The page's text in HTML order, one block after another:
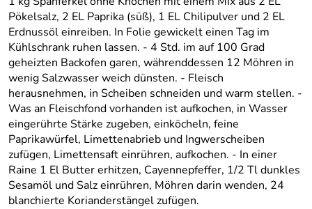
Pökelsalz, 2 EL Paprika (süß), 1 EL Chilipulver und 2 EL
Erdnussöl einreiben. In Folie gewickelt einen Tag im
Kühlschrank ruhen lassen. - 4 Std. im auf 100 Grad
geheizten Backofen garen, währenddessen 12 Möhren in
wenig Salzwasser weich dünsten. - Fleisch
herausnehmen, in Scheiben schneiden und warm stellen. -
Was an Fleischfond vorhanden ist aufkochen, in Wasser
eingerührte Stärke zugeben, einköcheln, feine
Paprikawürfel, Limettenabrieb und Ingwerscheiben
zufügen, Limettensaft einrühren, aufkochen. - In einer
Raine 1 El Butter erhitzen, Cayennepfeffer, 1/2 Tl dunkles
Sesamöl und Salz einrühren, Möhren darin wenden, 24
blanchierte Korianderstängel zufügen.